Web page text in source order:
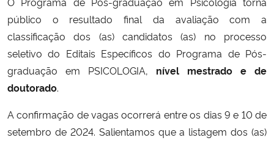
Ministério do Turismo
Ministério do Desenvolvimento Regional
Controladoria-Geral da União
Secretaria-Geral
público o resultado final da avaliação com a
classificação dos (as) candidatos (as) no processo
seletivo do Editais Específicos do Programa de Pós-
graduação em PSICOLOGIA, nível mestrado e de
doutorado.
A confirmação de vagas ocorrerá entre os dias 9 e 10 de
setembro de 2024. Salientamos que a listagem dos (as)